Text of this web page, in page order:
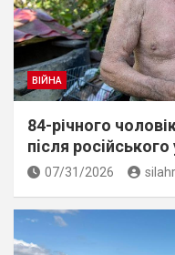
ВІЙНА
84-річного
пiсля
07/31/2026